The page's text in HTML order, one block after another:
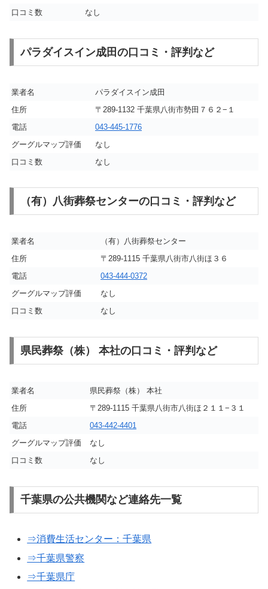
口コミ数 なし
パラダイスイン成田の口コミ・評判など
業者名
パラダイスイン成田
住所
〒289-1132 千葉県八街市勢田７６２−１
電話
043-445-1776
グーグルマップ評価
なし
口コミ数
なし
（有）八街葬祭センターの口コミ・評判など
業者名
（有）八街葬祭センター
住所
〒289-1115 千葉県八街市八街ほ３６
電話
043-444-0372
グーグルマップ評価
なし
口コミ数
なし
県民葬祭（株） 本社の口コミ・評判など
業者名
県民葬祭（株） 本社
住所
〒289-1115 千葉県八街市八街ほ２１１−３１
電話
043-442-4401
グーグルマップ評価
なし
口コミ数
なし
千葉県の公共機関など連絡先一覧
⇒消費生活センター：千葉県
⇒千葉県警察
⇒千葉県庁